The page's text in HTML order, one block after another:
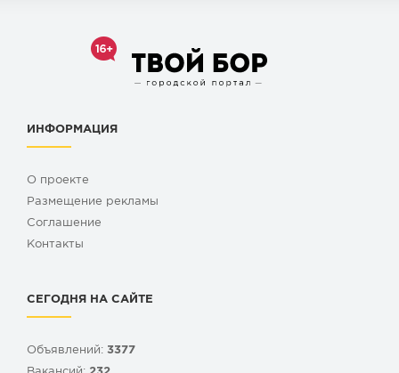
ИНФОРМАЦИЯ
О проекте
Размещение рекламы
Cоглашение
Контакты
СЕГОДНЯ НА САЙТЕ
Объявлений: 3377